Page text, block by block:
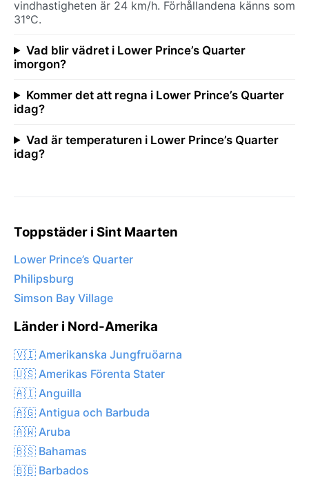
vindhastigheten är 24 km/h. Förhållandena känns som
31°C.
Vad blir vädret i Lower Prince’s Quarter
imorgon?
Kommer det att regna i Lower Prince’s Quarter
idag?
Vad är temperaturen i Lower Prince’s Quarter
idag?
Toppstäder i Sint Maarten
Lower Prince’s Quarter
Philipsburg
Simson Bay Village
Länder i Nord-Amerika
🇻🇮 Amerikanska Jungfruöarna
🇺🇸 Amerikas Förenta Stater
🇦🇮 Anguilla
🇦🇬 Antigua och Barbuda
🇦🇼 Aruba
🇧🇸 Bahamas
🇧🇧 Barbados